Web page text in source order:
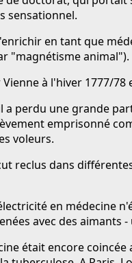
sensationnel.
en tant que
"magnétisme animal").
à l'hiver 1777/
a perdu une grande
emprisonné
voleurs.
reclus dans
en médecine
avec des aimants
était encore